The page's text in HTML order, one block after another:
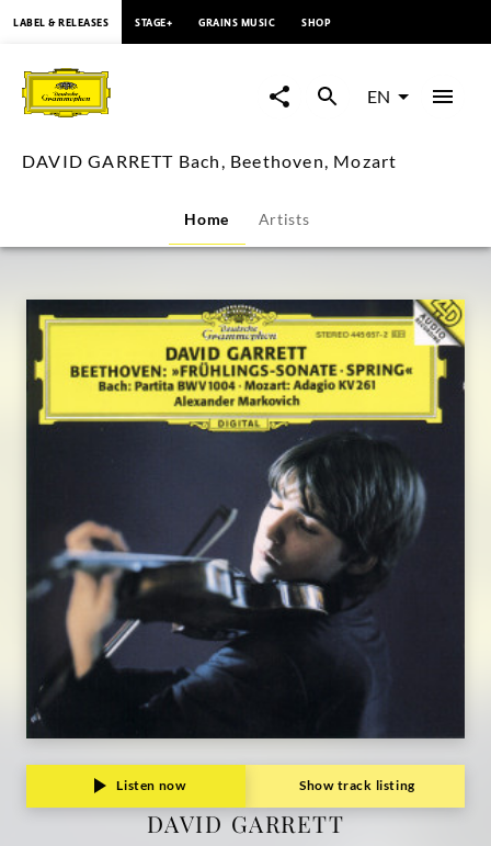
GARRETT
Bach,
Mozart
Deutsche
Grammophon
LABEL & RELEASES STAGE+ GRAINS MUSIC SHOP
EN
DAVID GARRETT Bach, Beethoven, Mozart
Home Artists
Listen now Show track listing
DAVID GARRETT